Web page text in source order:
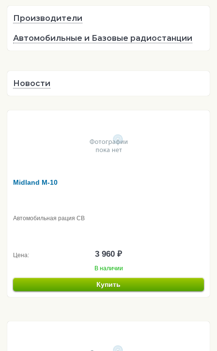
Производители
Автомобильные и Базовые радиостанции
Новости
Midland M-10
Автомобильная рация CB
Цена: 3 960 ₽
В наличии
Купить